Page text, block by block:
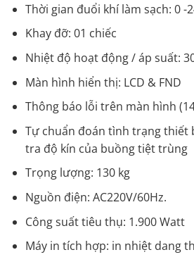
Thời gian đuổi khí làm sạch: 0 -
Khay đỡ: 01 chiếc
Nhiệt độ hoạt động / áp suất:
Màn hình hiển thị: LCD & FND
Thông báo lỗi trên màn hình
Tự chuẩn đoán tình trạng thiết
tra độ kín của buồng tiệt trùng
Trọng lượng: 130 kg
Nguồn điện: AC220V/60Hz.
Công suất tiêu thụ: 1.900 Watt
Máy in tích hợp: in nhiệt dang